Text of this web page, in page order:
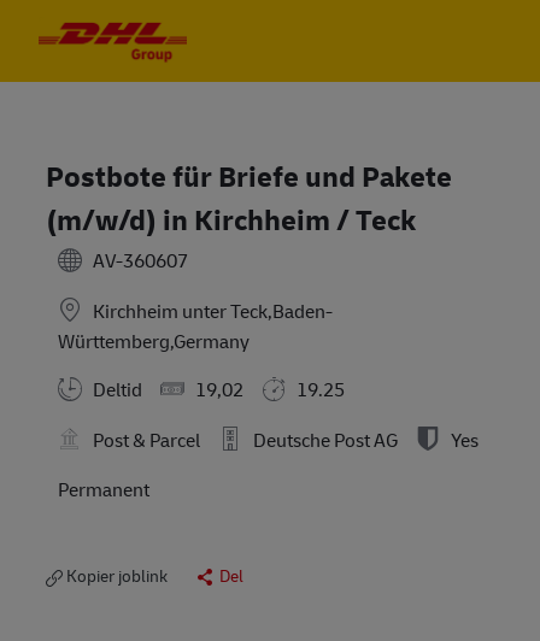
Postbote für Briefe und Pakete
(m/w/d) in Kirchheim / Teck
AV-360607
Kirchheim unter Teck,Baden-
Württemberg,Germany
Deltid
19,02
19.25
Post & Parcel
Deutsche Post AG
Yes
Permanent
Kopier joblink Del